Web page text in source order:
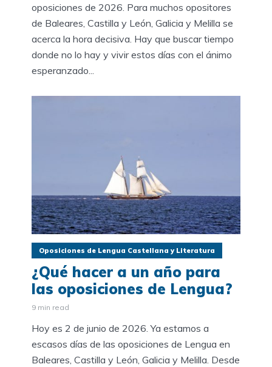
oposiciones de 2026. Para muchos opositores
de Baleares, Castilla y León, Galicia y Melilla se
acerca la hora decisiva. Hay que buscar tiempo
donde no lo hay y vivir estos días con el ánimo
esperanzado...
Oposiciones de Lengua Castellana y Literatura
¿Qué hacer a un año para
las oposiciones de Lengua?
9 min read
Hoy es 2 de junio de 2026. Ya estamos a
escasos días de las oposiciones de Lengua en
Baleares, Castilla y León, Galicia y Melilla. Desde